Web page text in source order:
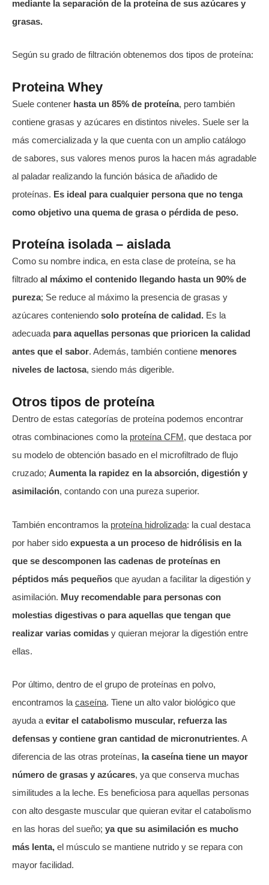
mediante la separación de la proteína de sus azúcares y
grasas.
Según su grado de filtración obtenemos dos tipos de proteína:
Proteina Whey
Suele contener hasta un 85% de proteína, pero también
contiene grasas y azúcares en distintos niveles. Suele ser la
más comercializada y la que cuenta con un amplio catálogo
de sabores, sus valores menos puros la hacen más agradable
al paladar realizando la función básica de añadido de
proteínas. Es ideal para cualquier persona que no tenga
como objetivo una quema de grasa o pérdida de peso.
Proteína isolada – aislada
Como su nombre indica, en esta clase de proteína, se ha
filtrado al máximo el contenido llegando hasta un 90% de
pureza; Se reduce al máximo la presencia de grasas y
azúcares conteniendo solo proteína de calidad. Es la
adecuada para aquellas personas que prioricen la calidad
antes que el sabor. Además, también contiene menores
niveles de lactosa, siendo más digerible.
Otros tipos de proteína
Dentro de estas categorías de proteína podemos encontrar
otras combinaciones como la proteína CFM , que destaca por
su modelo de obtención basado en el microfiltrado de flujo
cruzado; Aumenta la rapidez en la absorción, digestión y
asimilación, contando con una pureza superior.
También encontramos la proteína hidrolizada: la cual destaca
por haber sido expuesta a un proceso de hidrólisis en la
que se descomponen las cadenas de proteínas en
péptidos más pequeños que ayudan a facilitar la digestión y
asimilación. Muy recomendable para personas con
molestias digestivas o para aquellas que tengan que
realizar varias comidas y quieran mejorar la digestión entre
ellas.
Por último, dentro de el grupo de proteínas en polvo,
encontramos la caseína. Tiene un alto valor biológico que
ayuda a evitar el catabolismo muscular, refuerza las
defensas y contiene gran cantidad de micronutrientes. A
diferencia de las otras proteínas, la caseína tiene un mayor
número de grasas y azúcares, ya que conserva muchas
similitudes a la leche. Es beneficiosa para aquellas personas
con alto desgaste muscular que quieran evitar el catabolismo
en las horas del sueño; ya que su asimilación es mucho
más lenta, el músculo se mantiene nutrido y se repara con
mayor facilidad.